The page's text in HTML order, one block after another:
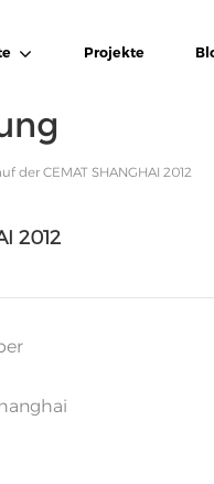
Projekte
der CEMAT SHANGHAI 2012
2012